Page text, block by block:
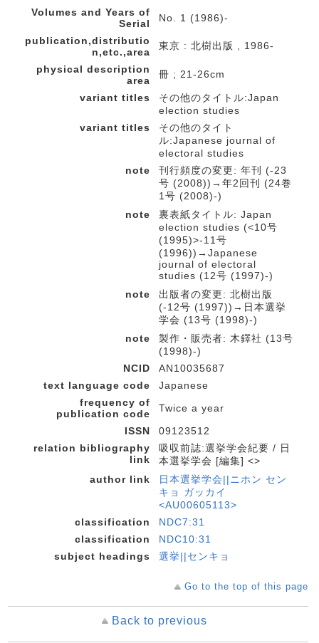
Volumes and Years of
Serial
No. 1 (1986)-
publication,distributio
n,etc.,area
東京 : 北樹出版 , 1986-
physical description
area
冊 ; 21-26cm
variant titles
その他のタイトル:Japan
election studies
variant titles
その他のタイト
ル:Japanese journal of
electoral studies
note
刊行頻度の変更: 年刊 (-23
号 (2008))→年2回刊 (24巻
1号 (2008)-)
note
裏表紙タイトル: Japan
election studies (<10号
(1995)>-11号
(1996))→Japanese
journal of electoral
studies (12号 (1997)-)
note
出版者の変更: 北樹出版
(-12号 (1997))→日本選挙
学会 (13号 (1998)-)
note
製作・販売者: 木鐸社 (13号
(1998)-)
NCID
AN10035687
text language code
Japanese
frequency of
publication code
Twice a year
ISSN
09123512
relation bibliography
link
吸収前誌:選挙学会紀要 / 日
本選挙学会 [編集] <>
author link
日本選挙学会||ニホン セン
キョ ガッカイ
<AU00605113>
classification
NDC7:31
classification
NDC10:31
subject headings
選挙||センキョ
Go to the top of this page
Back to previous